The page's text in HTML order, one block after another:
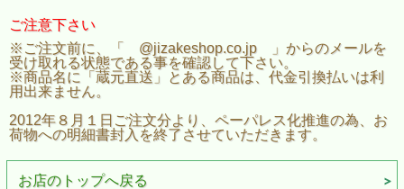
ご注意下さい
※ご注文前に、「 @jizakeshop.co.jp 」からのメールを
受け取れる状態である事を確認して下さい。
※商品名に「蔵元直送」とある商品は、代金引換払いは利
用出来ません。
2012年８月１日ご注文分より、ペーパレス化推進の為、お
荷物への明細書封入を終了させていただきます。
お店のトップへ戻る